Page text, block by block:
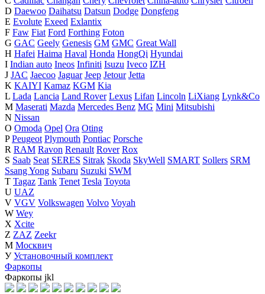
D Daewoo Daihatsu Datsun Dodge Dongfeng
E Evolute Exeed Exlantix
F Faw Fiat Ford Forthing Foton
G GAC Geely Genesis GM GMC Great Wall
H Hafei Haima Haval Honda HongQi Hyundai
I Indian auto Ineos Infiniti Isuzu Iveco IZH
J JAC Jaecoo Jaguar Jeep Jetour Jetta
K KAIYI Kamaz KGM Kia
L Lada Lancia Land Rover Lexus Lifan Lincoln LiXiang Lynk&Co
M Maserati Mazda Mercedes Benz MG Mini Mitsubishi
N Nissan
O Omoda Opel Ora Oting
P Peugeot Plymouth Pontiac Porsche
R RAM Ravon Renault Rover Rox
S Saab Seat SERES Sitrak Skoda SkyWell SMART Sollers SRM
Ssang Yong Subaru Suzuki SWM
T Tagaz Tank Tenet Tesla Toyota
U UAZ
V VGV Volkswagen Volvo Voyah
W Wey
X Xcite
Z ZAZ Zeekr
М Москвич
У Установочный комплект
Фаркопы
Фаркопы jkl